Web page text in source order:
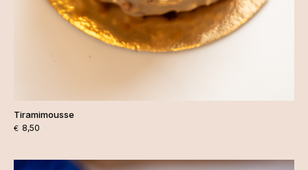
Tiramimousse
€ 8,50